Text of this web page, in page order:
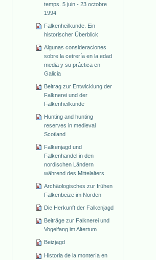
temps. 5 juin - 23 octobre
1994
Falkenheilkunde. Ein
historischer Überblick
Algunas consideraciones
sobre la cetrería en la edad
media y su práctica en
Galicia
Beitrag zur Entwicklung der
Falknerei und der
Falkenheilkunde
Hunting and hunting
reserves in medieval
Scotland
Falkenjagd und
Falkenhandel in den
nordischen Ländern
während des Mittelalters
Archäologisches zur frühen
Falkenbeize im Norden
Die Herkunft der Falkenjagd
Beiträge zur Falknerei und
Vogelfang im Altertum
Beizjagd
Historia de la montería en